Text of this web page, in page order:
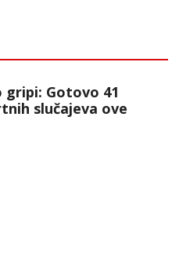
gripi: Gotovo 41
slučajeva ove